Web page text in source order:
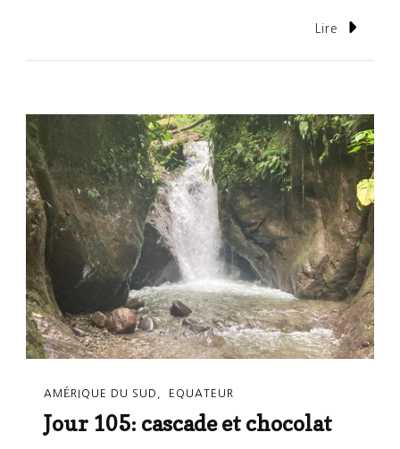
Lire
AMÉRIQUE DU SUD EQUATEUR
Jour 105: cascade et chocolat